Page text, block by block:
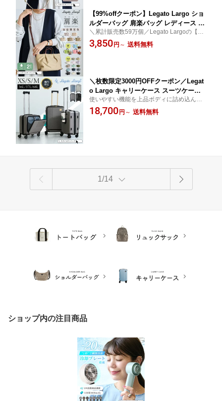
【99%offクーポン】Legato Largo ショ
ルダーバッグ 肩楽バッグ レディース 軽
い 小さめ ナイロン 肩掛け 斜め掛け シ
ョルダー バッグ 楽ちん 軽量 撥水 雨の
＼累計販売数59万個／Legato Largoの【肩
楽シリーズ】当店限定カラー／上品見せ叶
う【合皮タイプ】／撥水加工【ナイロンタ
3,850 円 ～ 送料無料
＼枚数限定3000円OFFクーポン／Legat
o Largo キャリーケース スーツケース
機内 持ち込み キャリーバッグ 軽量 頑
丈 選べるパーツカラー XS/S/M 大容量
使いやすい機能を上品ボディに詰め込んだL
egato Largoのキャリーケース「luminous
(ルミナス)」機内持込できるXS,Sサイズか
18,700 円 ～ 送料無料
1/14
ショップ内の注目商品